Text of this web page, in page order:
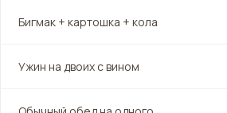
Бигмак + картошка + кола
Ужин на двоих с вином